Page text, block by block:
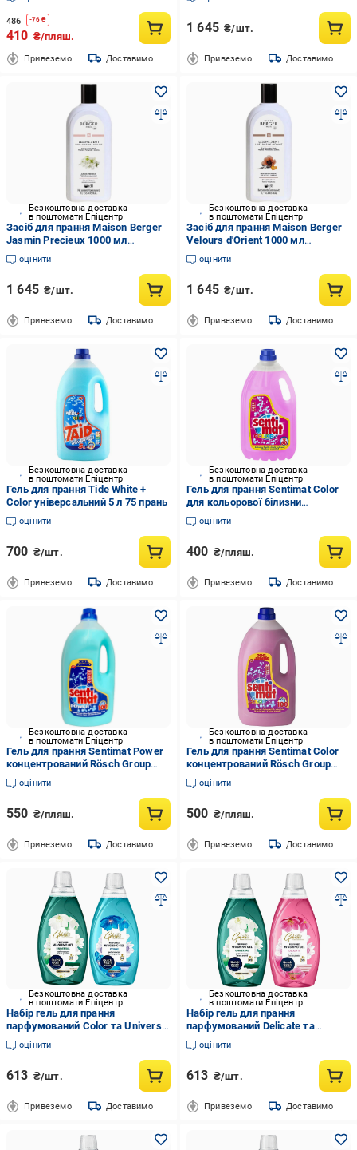
2,49 л 83 прання
486 -76 ₴
410 ₴/пляш.
Привеземо Доставимо
1 645 ₴/шт.
Привеземо Доставимо
Безкоштовна доставка
в поштомати Епіцентр
Засіб для прання Maison Berger
Jasmin Precieux 1000 мл
(111005750)
оцінити
1 645 ₴/шт.
Привеземо Доставимо
Безкоштовна доставка
в поштомати Епіцентр
Засіб для прання Maison Berger
Velours d'Orient 1000 мл
(111005517)
оцінити
1 645 ₴/шт.
Привеземо Доставимо
Безкоштовна доставка
в поштомати Епіцентр
Гель для прання Tide White +
Color універсальний 5 л 75 прань
оцінити
700 ₴/шт.
Привеземо Доставимо
Безкоштовна доставка
в поштомати Епіцентр
Гель для прання Sentimat Color
для кольорової білизни
концентрований автомат 4 л
оцінити
400 ₴/пляш.
Привеземо Доставимо
Безкоштовна доставка
в поштомати Епіцентр
Гель для прання Sentimat Power
концентрований Rösch Group
автомат 5 л 100 прань
оцінити
550 ₴/пляш.
Привеземо Доставимо
Безкоштовна доставка
в поштомати Епіцентр
Гель для прання Sentimat Color
концентрований Rösch Group
для кольорової білизни автомат
5 л 100 прань
оцінити
500 ₴/пляш.
Привеземо Доставимо
Безкоштовна доставка
в поштомати Епіцентр
Набір гель для прання
парфумований Color та Universal
для короткого циклу прання
Galvea Quick Wash/1,52 л 2 шт.
оцінити
613 ₴/шт.
Привеземо Доставимо
Безкоштовна доставка
в поштомати Епіцентр
Набір гель для прання
парфумований Delicate та
Universal для короткого циклу
прання Galvea Quick Wash/1,52 л
оцінити
613 ₴/шт.
Привеземо Доставимо